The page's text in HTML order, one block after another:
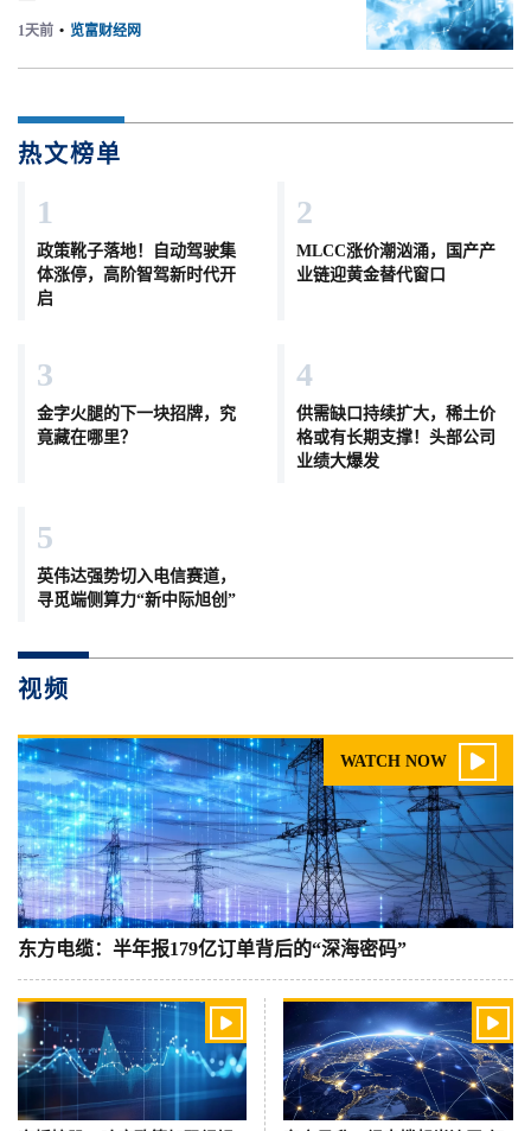
1天前 • 览富财经网
热文榜单
1
政策靴子落地！自动驾驶集
体涨停，高阶智驾新时代开
启
2
MLCC涨价潮汹涌，国产产
业链迎黄金替代窗口
3
金字火腿的下一块招牌，究
竟藏在哪里？
4
供需缺口持续扩大，稀土价
格或有长期支撑！头部公司
业绩大爆发
5
英伟达强势切入电信赛道，
寻觅端侧算力“新中际旭创”
视频
WATCH NOW 
东方电缆：半年报179亿订单背后的“深海密码”
 